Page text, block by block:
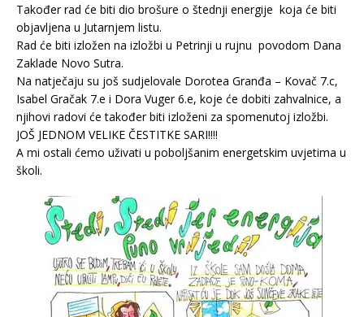
Također rad će biti dio brošure o štednji energije koja će biti
objavljena u Jutarnjem listu.
Rad će biti izložen na izložbi u Petrinji u rujnu povodom Dana
Zaklade Novo Sutra.
Na natječaju su još sudjelovale Dorotea Granđa – Kovač 7.c,
Isabel Gračak 7.e i Dora Vuger 6.e, koje će dobiti zahvalnice, a
njihovi radovi će također biti izloženi za spomenutoj izložbi.
JOŠ JEDNOM VELIKE ČESTITKE SARI!!!!
A mi ostali ćemo uživati u poboljšanim energetskim uvjetima u
školi.